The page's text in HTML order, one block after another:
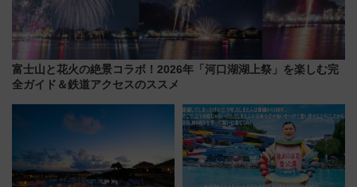
富士山と花火の絶景コラボ！2026年「河口湖湖上祭」を楽しむ完
全ガイド＆鉄道アクセスのススメ